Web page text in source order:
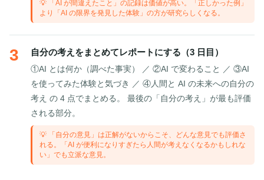
💡 「AI が間違えたこと」の記録は価値が高い。「正しかった例」
より「AI の限界を発見した体験」の方が研究らしくなる。
3 自分の考えをまとめてレポートにする（3 日目）
①AI とは何か（調べた事実） ／ ②AI で変わること ／ ③AI
を使ってみた体験と気づき ／ ④人間と AI の未来への自分の
考え の 4 点でまとめる。 最後の「自分の考え」が最も評価
される部分。
💡 「自分の意見」は正解がないからこそ、どんな意見でも評価さ
れる。「AI が便利になりすぎたら人間が考えなくなるかもしれな
い」でも立派な意見。